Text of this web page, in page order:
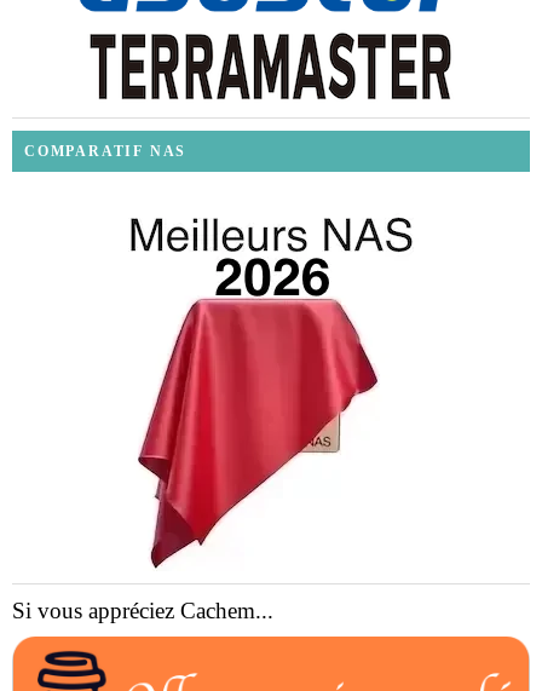
COMPARATIF NAS
Si vous appréciez Cachem...